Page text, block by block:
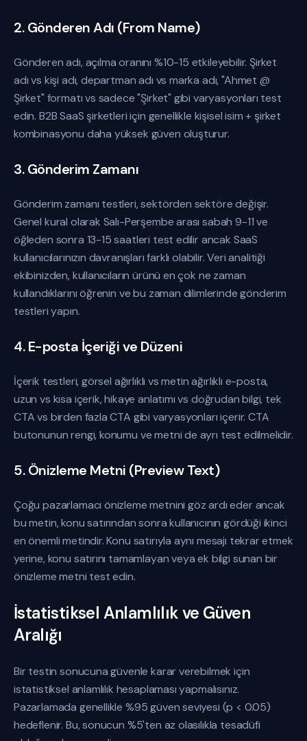
2. Gönderen Adı (From Name)
Gönderen adı, açılma oranını %10-15 etkileyebilir. Şirket
adı vs kişi adı, departman adı vs marka adı, "Ahmet @
Şirket" formatı vs sadece "Şirket" gibi varyasyonları test
edin. B2B SaaS şirketleri için genellikle kişisel isim + şirket
kombinasyonu daha yüksek güven oluşturur.
3. Gönderim Zamanı
Gönderim zamanı testleri, sektörden sektöre değişir.
Genel kural olarak Salı-Perşembe arası sabah 9-11 ve
öğleden sonra 13-15 saatleri test edilir ancak SaaS
kullanıcılarınızın davranışları farklı olabilir. Veri analitiği
ekibinizden, kullanıcıların ürünü en çok ne zaman
kullandıklarını öğrenin ve bu zaman dilimlerinde gönderim
testleri yapın.
4. E-posta İçeriği ve Düzeni
İçerik testleri, görsel ağırlıklı vs metin ağırlıklı e-posta,
uzun vs kısa içerik, hikaye anlatımı vs doğrudan bilgi, tek
CTA vs birden fazla CTA gibi varyasyonları içerir. CTA
butonunun rengi, konumu ve metni de ayrı test edilmelidir.
5. Önizleme Metni (Preview Text)
Çoğu pazarlamacı önizleme metnini göz ardı eder ancak
bu metin, konu satırından sonra kullanıcının gördüği ikinci
en önemli metindir. Konu satırıyla aynı mesajı tekrar etmek
yerine, konu satırını tamamlayan veya ek bilgi sunan bir
önizleme metni test edin.
İstatistiksel Anlamlılık ve Güven
Aralığı
Bir testin sonucuna güvenle karar verebilmek için
istatistiksel anlamlılık hesaplaması yapmalısınız.
Pazarlamada genellikle %95 güven seviyesi (p < 0.05)
hedeflenir. Bu, sonucun %5'ten az olasılıkla tesadüfi